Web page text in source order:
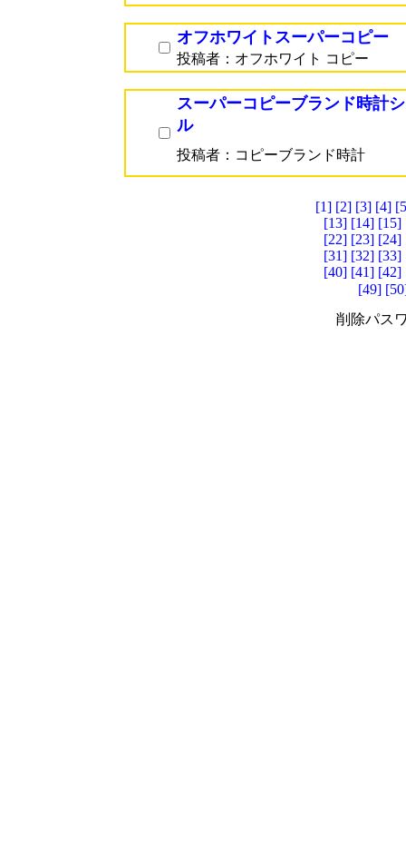
オフホワイトスーパーコピー
投稿者：オフホワイト コピー
スーパーコピーブランド時計
ル
投稿者：コピーブランド時計
[1] [2] [3] [4]
[13] [14] [15]
[22] [23] [24]
[31] [32] [33]
[40] [41] [42]
[49]
削除パス